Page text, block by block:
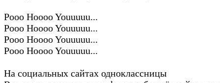
Pooo Hoooo Youuuuu...
Pooo Hoooo Youuuuu...
Pooo Hoooo Youuuuu...
Pooo Hoooo Youuuuu...
На социальных сайтах одноклассницы